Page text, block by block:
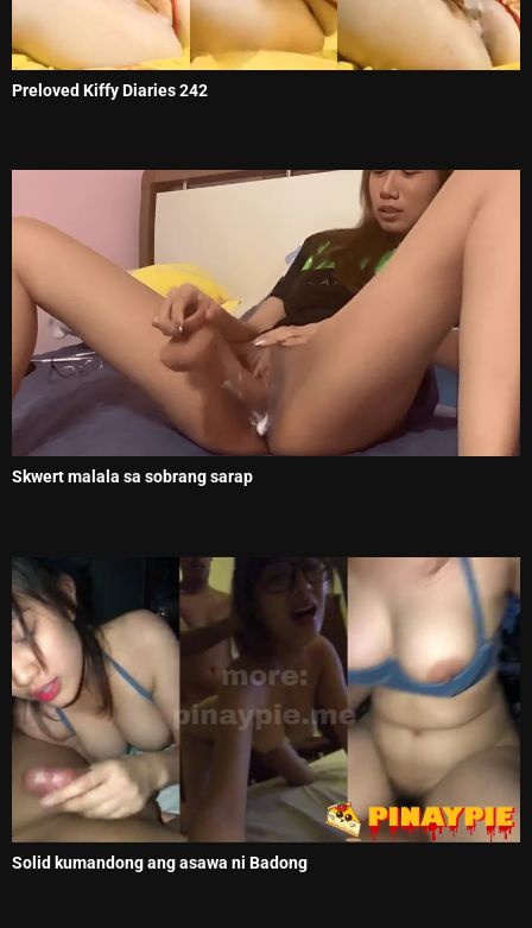
Preloved Kiffy Diaries 242
Skwert malala sa sobrang sarap
Solid kumandong ang asawa ni Badong